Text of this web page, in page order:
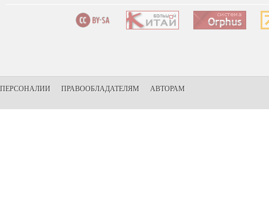
ПЕРСОНАЛИИ ПРАВООБЛАДАТЕЛЯМ АВТОРАМ